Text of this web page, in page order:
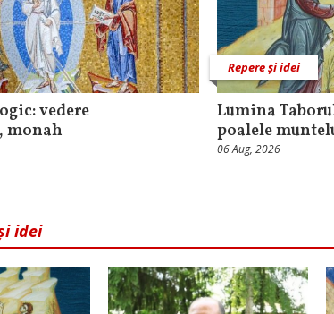
vedere
monah
Repere și idei
Lumina
poalele
06 Aug, 2026
idei